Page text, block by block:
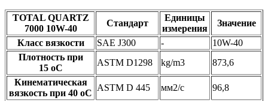
TOTAL QUARTZ
7000 10W-40
Стандарт
Единицы
измерения
Значение
Класс вязкости
SAE J300 -
10W-40
Плотность при
15 oС
ASTM D1298 kg/m3
873,6
Кинематическая
вязкость при 40 oС
ASTM D 445 мм2/с
96,8